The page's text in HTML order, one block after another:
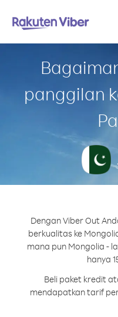
panggilan
Dengan Viber Out
berkualitas ke
mana pun Mongolia -
hanya
Beli paket kredit
mendapatkan tarif